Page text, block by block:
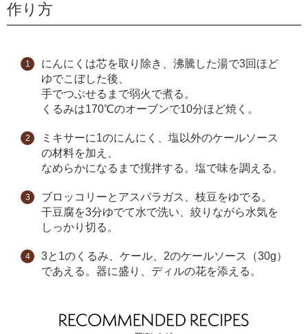
作り方
にんにくは芯を取り除き、沸騰した湯で3回ほど
ゆでこぼした後、
手でつぶせるまで弱火で煮る。
くるみは170℃のオーブンで10分ほど焼く。
ミキサーに1のにんにく、塩以外のケールソース
の材料を加え、
なめらかになるまで撹拌する。塩で味を調える。
ブロッコリーとアスパラガス、枝豆をゆでる。
干豆腐を3分ゆでて水で洗い、絞りながら水気を
しっかり切る。
3と1のくるみ、ケール、2のケールソース（30g）
であえる。器に盛り、ディルの花を添える。